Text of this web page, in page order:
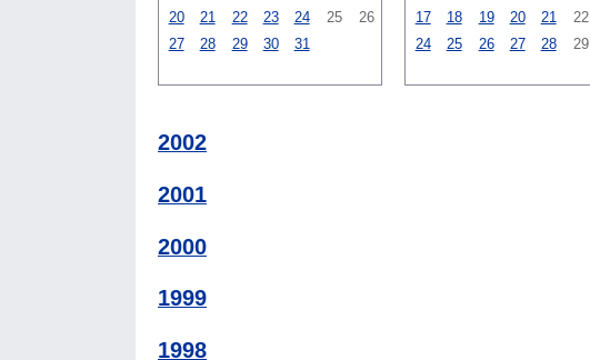
20
21 22 23 24 25
26
27
28 29 30 31
17
18 19 20 21 22
24
25 26 27 28 29
2002
2001
2000
1999
1998